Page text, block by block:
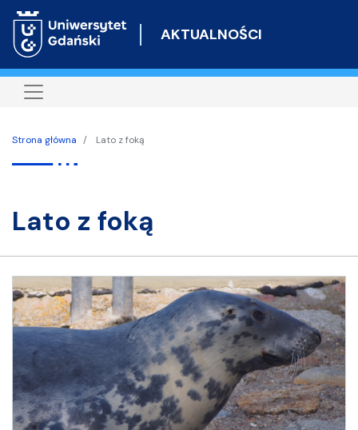
do
AKTUALNOŚCI
Strona główna Lato z foką
lato z foką